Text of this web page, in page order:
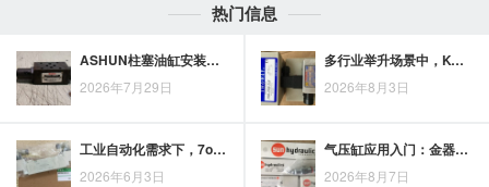
热门信息
ASHUN柱塞油缸安装准备：固定方式、油口方向与管路连接逐项核对
2026年7月29日
多行业举升场景中，KCC升降液压缸的应用案例分享
2026年8月3日
工业自动化需求下，7ocean气动电磁阀的市场前景与发展趋势观察
2026年6月3日
气压缸应用入门：金器气压缸的使用要点与操作思路
2026年8月7日